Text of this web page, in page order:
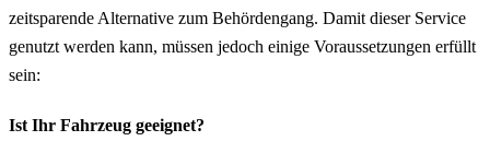
zeitsparende Alternative zum Behördengang. Damit dieser Service
genutzt werden kann, müssen jedoch einige Voraussetzungen erfüllt
sein:
Ist Ihr Fahrzeug geeignet?